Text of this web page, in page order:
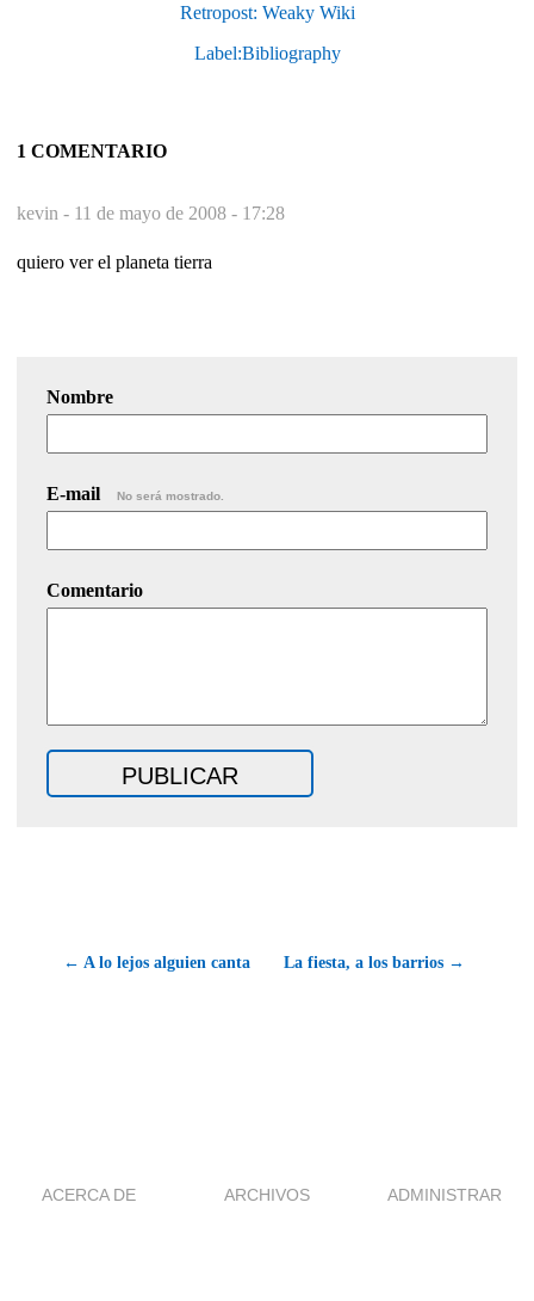
Retropost: Weaky Wiki
Label:Bibliography
1 COMENTARIO
kevin - 11 de mayo de 2008 - 17:28
quiero ver el planeta tierra
Nombre
E-mail No será mostrado.
Comentario
← A lo lejos alguien canta La fiesta, a los barrios →
ACERCA DE ARCHIVOS ADMINISTRAR